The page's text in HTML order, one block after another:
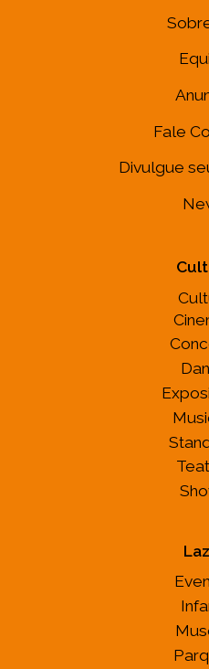
Fale
Divulgue